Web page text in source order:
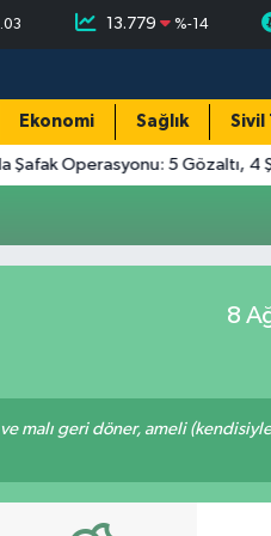
13.779 %-14
Ekonomi Sağlık Sivil
Şafak Operasyonu: 5 Gözaltı, 4
8
malı geri döner, ameli